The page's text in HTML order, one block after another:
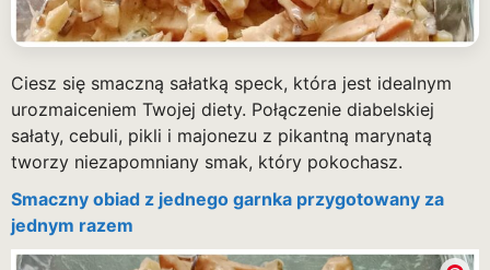
Ciesz się smaczną sałatką speck, która jest idealnym
urozmaiceniem Twojej diety. Połączenie diabelskiej
sałaty, cebuli, pikli i majonezu z pikantną marynatą
tworzy niezapomniany smak, który pokochasz.
Smaczny obiad z jednego garnka przygotowany za
jednym razem